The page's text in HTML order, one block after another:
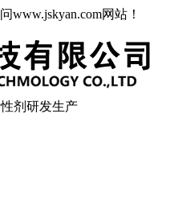
www.jskyan.com网站！
剂研发生产